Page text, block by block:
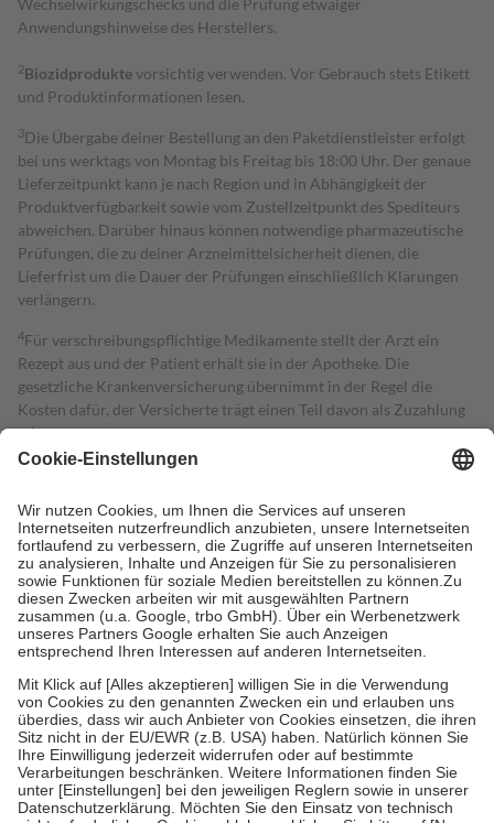
Wechselwirkungschecks und die Prüfung etwaiger
Anwendungshinweise des Herstellers.
2Biozidproduktevorsichtig verwenden. Vor Gebrauch stets Etikett
und Produktinformationen lesen.
3Die Übergabe deiner Bestellung an den Paketdienstleister erfolgt
bei uns werktags von Montag bis Freitag bis 18:00 Uhr. Der genaue
Lieferzeitpunkt kann je nach Region und in Abhängigkeit der
Produktverfügbarkeit sowie vom Zustellzeitpunkt des Spediteurs
abweichen. Darüber hinaus können notwendige pharmazeutische
Prüfungen, die zu deiner Arzneimittelsicherheit dienen, die
Lieferfrist um die Dauer der Prüfungen einschließlich Klärungen
verlängern.
4Für verschreibungspflichtige Medikamente stellt der Arzt ein
Rezept aus und der Patient erhält sie in der Apotheke. Die
gesetzliche Krankenversicherung übernimmt in der Regel die
Kosten dafür, der Versicherte trägt einen Teil davon als Zuzahlung
mit.
Grundsätzlich leisten Mitglieder Zuzahlungen in Höhe von zehn
höchstens zehn Euro.
Es sind jedoch nie mehr als die tatsächlichen
Kosten der Leistung zu entrichten.
Diese Regeln gelten grundsätzlich auch für Online-Apotheken.
Bei Heilmitteln und häuslicher Krankenpflege beträgt die
Zuzahlung zehn Prozent der Kosten sowie zehn Euro je
Verordnung.
Um das Engagement der Versicherten für ihre eigene Gesundheit zu
stärken und die besondere Stellung der Familie zu unterstützen,
fallenkeine Zuzahlungenan bei:
• Kindern und Jugendlichen bis zum vollendeten 18. Lebensjahr
mit Ausnahme der Fahrkosten
• Untersuchungen zur Vorsorge und Früherkennung, die von der
GKV getragen werden
• empfohlenen Schutzimpfungen